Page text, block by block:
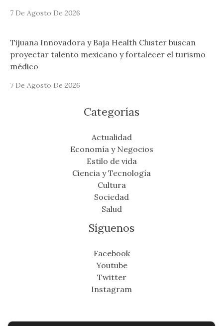
7 De Agosto De 2026
Tijuana Innovadora y Baja Health Cluster buscan
proyectar talento mexicano y fortalecer el turismo
médico
7 De Agosto De 2026
Categorías
Actualidad
Economía y Negocios
Estilo de vida
Ciencia y Tecnología
Cultura
Sociedad
Salud
Síguenos
Facebook
Youtube
Twitter
Instagram